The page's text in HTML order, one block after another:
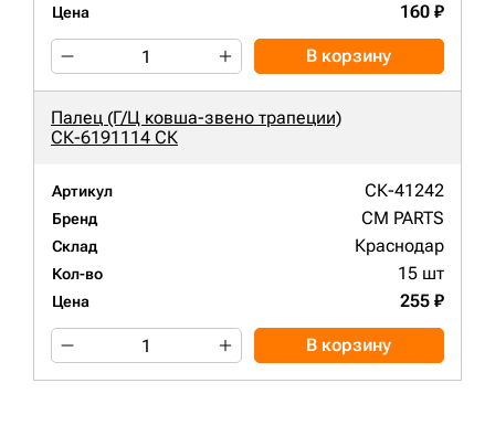
Цена 160 ₽
В корзину
Палец (Г/Ц ковша-звено трапеции)
СК-6191114 СК
Артикул СК-41242
Бренд CM PARTS
Склад Краснодар
Кол-во 15 шт
Цена 255 ₽
В корзину